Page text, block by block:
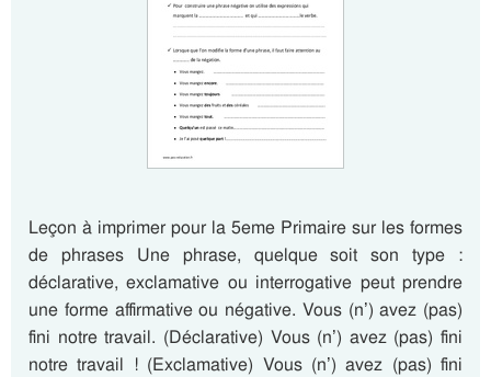
Leçon à imprimer pour la 5eme Primaire sur les formes
de phrases Une phrase, quelque soit son type :
déclarative, exclamative ou interrogative peut prendre
une forme affirmative ou négative. Vous (n’) avez (pas)
fini notre travail. (Déclarative) Vous (n’) avez (pas) fini
notre travail ! (Exclamative) Vous (n’) avez (pas) fini